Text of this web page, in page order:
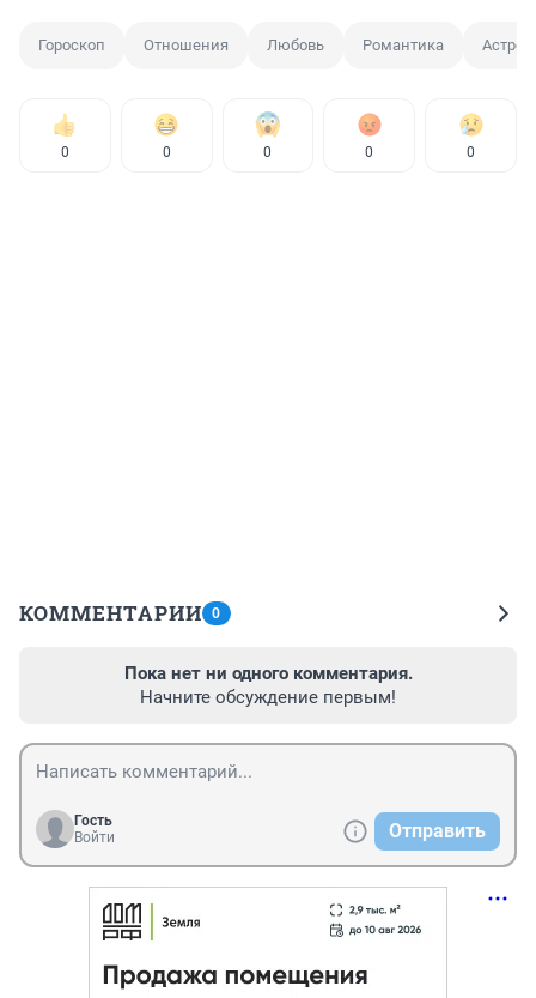
Гороскоп Отношения Любовь Романтика
0 0 0 0 0
КОММЕНТАРИИ 0
Пока нет ни одного комментария.
Начните обсуждение первым!
Гость
Войти
Отправить